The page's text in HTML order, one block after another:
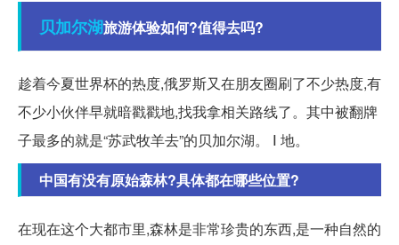
贝加尔湖旅游体验如何?值得去吗?
趁着今夏世界杯的热度,俄罗斯又在朋友圈刷了不少热度,有
不少小伙伴早就暗戳戳地,找我拿相关路线了。其中被翻牌
子最多的就是“苏武牧羊去”的贝加尔湖。 Ⅰ 地。
中国有没有原始森林?具体都在哪些位置?
在现在这个大都市里,森林是非常珍贵的东西,是一种自然的